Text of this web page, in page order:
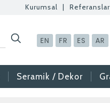
Kurumsal | Referanslar
EN FR ES AR
Seramik / Dekor